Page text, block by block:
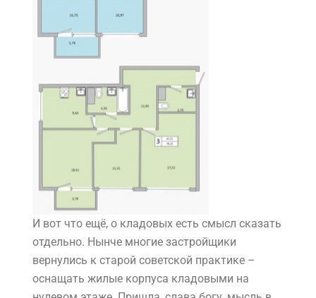
И вот что ещё, о кладовых есть смысл сказать
отдельно. Нынче многие застройщики
вернулись к старой советской практике –
оснащать жилые корпуса кладовыми на